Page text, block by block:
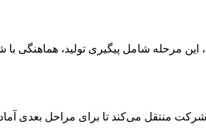
این مرحله شامل پیگیری تولید،
منتقل می‌کند تا برای مراحل بعدی